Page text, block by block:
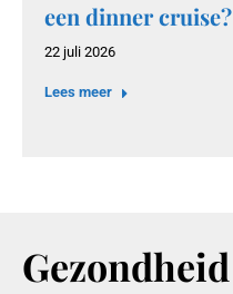
een dinner cruise?
22 juli 2026
Lees meer
Gezondheid